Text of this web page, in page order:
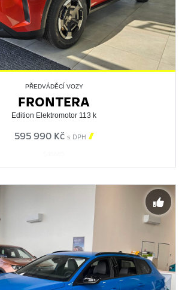
PŘEDVÁDĚCÍ VOZY
FRONTERA
Edition Elektromotor 113 k
595 990 Kč s DPH 